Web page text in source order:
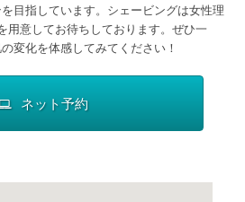
目指しています。シェービングは女性理
用意してお待ちしております。ぜひ一
変化を体感してみてください！
ネット予約